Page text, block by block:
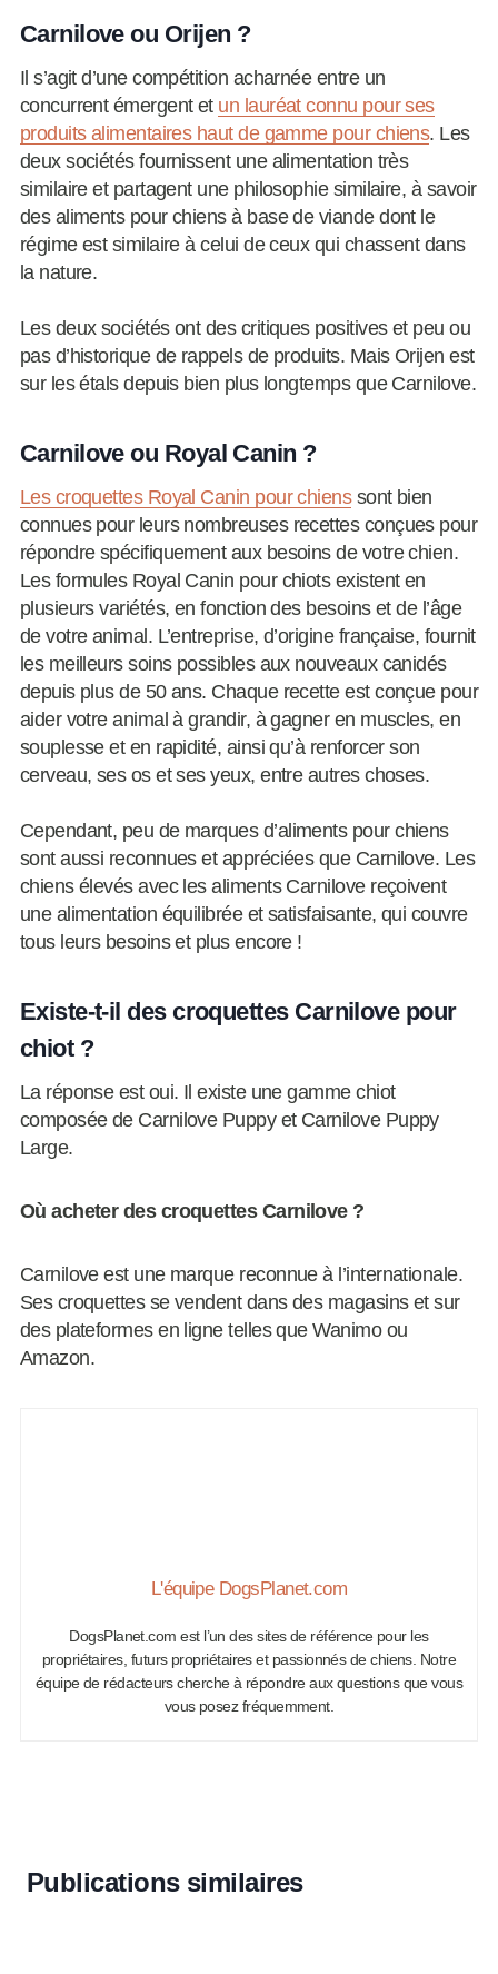
Carnilove ou Orijen ?
Il s’agit d’une compétition acharnée entre un
concurrent émergent et un lauréat connu pour ses
produits alimentaires haut de gamme pour chiens. Les
deux sociétés fournissent une alimentation très
similaire et partagent une philosophie similaire, à savoir
des aliments pour chiens à base de viande dont le
régime est similaire à celui de ceux qui chassent dans
la nature.
Les deux sociétés ont des critiques positives et peu ou
pas d’historique de rappels de produits. Mais Orijen est
sur les étals depuis bien plus longtemps que Carnilove.
Carnilove ou Royal Canin ?
Les croquettes Royal Canin pour chienssont bien
connues pour leurs nombreuses recettes conçues pour
répondre spécifiquement aux besoins de votre chien.
Les formules Royal Canin pour chiots existent en
plusieurs variétés, en fonction des besoins et de l’âge
de votre animal. L’entreprise, d’origine française, fournit
les meilleurs soins possibles aux nouveaux canidés
depuis plus de 50 ans. Chaque recette est conçue pour
aider votre animal à grandir, à gagner en muscles, en
souplesse et en rapidité, ainsi qu’à renforcer son
cerveau, ses os et ses yeux, entre autres choses.
Cependant, peu de marques d’aliments pour chiens
sont aussi reconnues et appréciées que Carnilove. Les
chiens élevés avec les aliments Carnilove reçoivent
une alimentation équilibrée et satisfaisante, qui couvre
tous leurs besoins et plus encore !
Existe-t-il des croquettes Carnilove pour
chiot ?
La réponse est oui. Il existe une gamme chiot
composée de Carnilove Puppy et Carnilove Puppy
Large.
Où acheter des croquettes Carnilove ?
Carnilove est une marque reconnue à l’internationale.
Ses croquettes se vendent dans des magasins et sur
des plateformes en ligne telles que Wanimo ou
Amazon.
L'équipe DogsPlanet.com
DogsPlanet.com est l’un des sites de référence pour les
propriétaires, futurs propriétaires et passionnés de chiens. Notre
équipe de rédacteurs cherche à répondre aux questions que vous
vous posez fréquemment.
Publications similaires